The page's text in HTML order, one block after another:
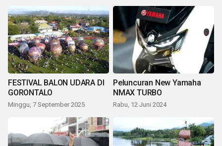
FESTIVAL BALON UDARA DI
GORONTALO
Minggu, 7 September 2025
Peluncuran New Yamaha
NMAX TURBO
Rabu, 12 Juni 2024